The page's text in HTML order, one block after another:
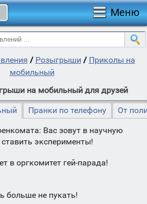
Меню
/ Розыгрыши / Приколы на
мобильный
на мобильный для друзей
Пранки по телефону От
Вас зовут в научную
ставить эксперименты!
в оргкомитет гей-парада!
больше не пукать!